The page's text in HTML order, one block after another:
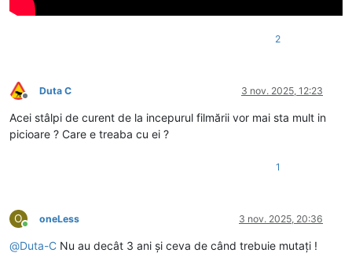
2
Deconectat
Duta C 3 nov. 2025, 12:23
Acei stâlpi de curent de la incepurul filmării vor mai sta mult in
picioare ? Care e treaba cu ei ?
1
O
Conectat
oneLess 3 nov. 2025, 20:36
@Duta-C Nu au decât 3 ani și ceva de când trebuie mutați !